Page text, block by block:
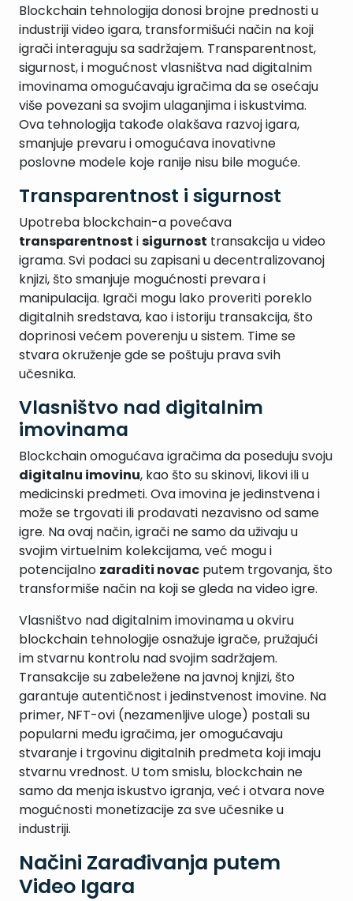
Blockchain tehnologija donosi brojne prednosti u
industriji video igara, transformišući način na koji
igrači interaguju sa sadržajem. Transparentnost,
sigurnost, i mogućnost vlasništva nad digitalnim
imovinama omogućavaju igračima da se osećaju
više povezani sa svojim ulaganjima i iskustvima.
Ova tehnologija takođe olakšava razvoj igara,
smanjuje prevaru i omogućava inovativne
poslovne modele koje ranije nisu bile moguće.
Transparentnost i sigurnost
Upotreba blockchain-a povećava
transparentnost isigurnost transakcija u video
igrama. Svi podaci su zapisani u decentralizovanoj
knjizi, što smanjuje mogućnosti prevara i
manipulacija. Igrači mogu lako proveriti poreklo
digitalnih sredstava, kao i istoriju transakcija, što
doprinosi većem poverenju u sistem. Time se
stvara okruženje gde se poštuju prava svih
učesnika.
Vlasništvo nad digitalnim
imovinama
Blockchain omogućava igračima da poseduju svoju
digitalnu imovinu, kao što su skinovi, likovi ili u
medicinski predmeti. Ova imovina je jedinstvena i
može se trgovati ili prodavati nezavisno od same
igre. Na ovaj način, igrači ne samo da uživaju u
svojim virtuelnim kolekcijama, već mogu i
potencijalno zaraditi novac putem trgovanja, što
transformiše način na koji se gleda na video igre.
Vlasništvo nad digitalnim imovinama u okviru
blockchain tehnologije osnažuje igrače, pružajući
im stvarnu kontrolu nad svojim sadržajem.
Transakcije su zabeležene na javnoj knjizi, što
garantuje autentičnost i jedinstvenost imovine. Na
primer, NFT-ovi (nezamenljive uloge) postali su
popularni među igračima, jer omogućavaju
stvaranje i trgovinu digitalnih predmeta koji imaju
stvarnu vrednost. U tom smislu, blockchain ne
samo da menja iskustvo igranja, već i otvara nove
mogućnosti monetizacije za sve učesnike u
industriji.
Načini Zarađivanja putem
Video Igara